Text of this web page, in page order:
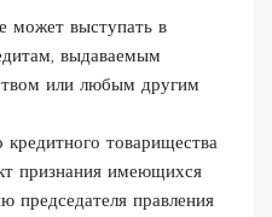
может выступать в
выдаваемым
или любым другим
кредитного товарищества
признания имеющихся
председателя правления